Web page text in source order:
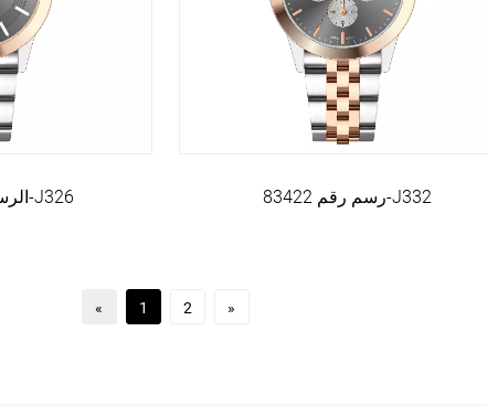
الرسم رقم 83417-J326 رسم رقم 83422-J332
« 1 2 »